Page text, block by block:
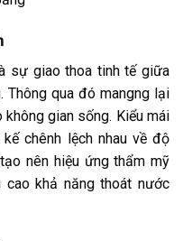
sự giao thoa tinh tế giữa
Thông qua đó mangng lại
gian sống. Kiểu mái
chênh lệch nhau về độ
nên hiệu ứng thẩm mỹ
khả năng thoát nước